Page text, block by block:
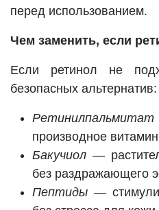
перед использованием.
Чем заменить, если
Если ретинол не
безопасных альтернатив:
Ретинилпальмитат
производное
Бакучиол —
без раздражающего
Пептиды —